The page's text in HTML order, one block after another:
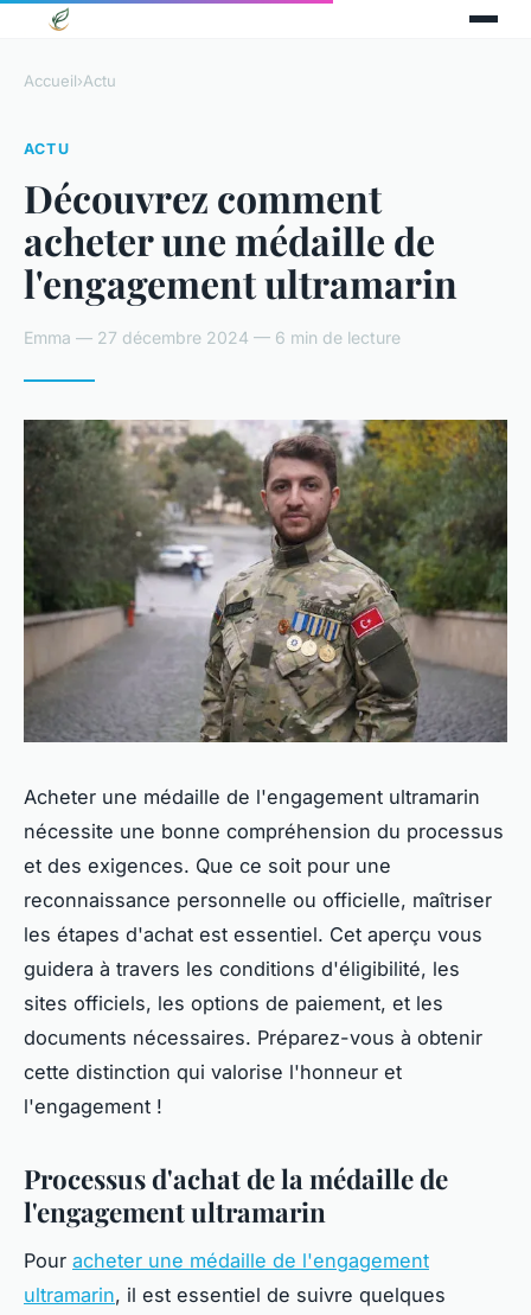
Accueil›Actu
ACTU
Découvrez comment
acheter une médaille de
l'engagement ultramarin
Emma — 27 décembre 2024 — 6 min de lecture
Acheter une médaille de l'engagement ultramarin
nécessite une bonne compréhension du processus
et des exigences. Que ce soit pour une
reconnaissance personnelle ou officielle, maîtriser
les étapes d'achat est essentiel. Cet aperçu vous
guidera à travers les conditions d'éligibilité, les
sites officiels, les options de paiement, et les
documents nécessaires. Préparez-vous à obtenir
cette distinction qui valorise l'honneur et
l'engagement !
Processus d'achat de la médaille de
l'engagement ultramarin
Pour acheter une médaille de l'engagement
ultramarin, il est essentiel de suivre quelques